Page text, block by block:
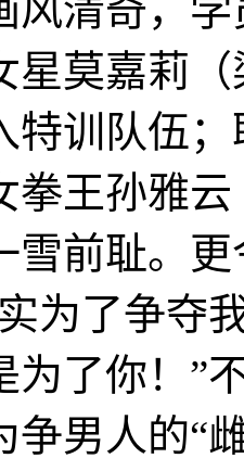
风清奇，
星莫嘉莉
特训队伍
拳王孙雅
雪前耻。
为了争夺
为了你！”
争男人的“